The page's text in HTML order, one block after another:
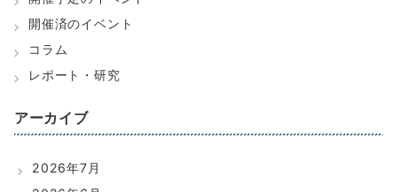
開催済のイベント
コラム
レポート・研究
アーカイブ
2026年7月